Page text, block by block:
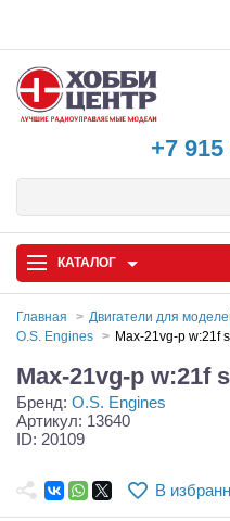
+7 915
КАТАЛОГ
Запчасти и аксессуары
Игрушки
Самолеты
Главная Двигатели для
O.S. Engines
Max-21vg-p w:21f
Max-21vg-p w:21f
Бренд: O.S. Engines
Артикул: 13640
ID: 20109
В